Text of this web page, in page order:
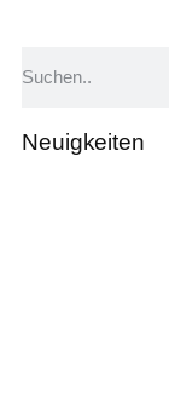
Neuigkeiten